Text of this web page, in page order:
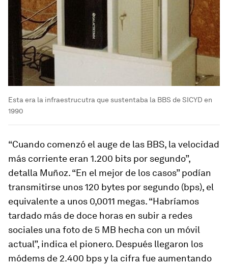
Esta era la infraestrucutra que sustentaba la BBS de SICYD en
1990
“Cuando comenzó el auge de las BBS, la velocidad
más corriente eran 1.200 bits por segundo”,
detalla Muñoz. “En el mejor de los casos” podían
transmitirse unos 120 bytes por segundo (bps), el
equivalente a unos 0,0011 megas. “Habríamos
tardado más de doce horas en subir a redes
sociales una foto de 5 MB hecha con un móvil
actual”, indica el pionero. Después llegaron los
módems de 2.400 bps y la cifra fue aumentando